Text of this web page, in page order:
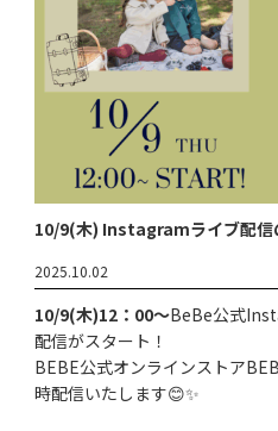
10/9(木) Instagramライブ配信
2025.10.02
10/9(木)12：00～BeBe公式
配信がスタート！
BEBE公式オンラインストア
時配信いたします😊✨